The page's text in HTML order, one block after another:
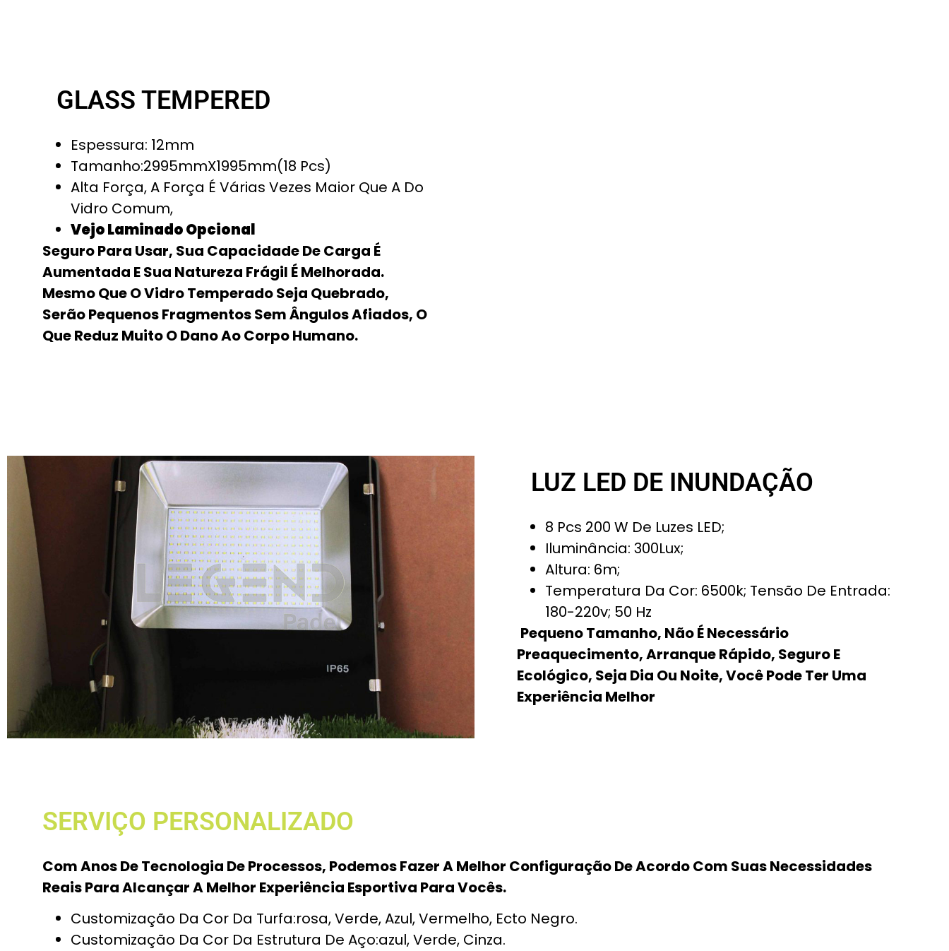
GLASS TEMPERED
Espessura: 12mm
Tamanho:2995mmX1995mm(18 Pcs)
Alta Força, A Força É Várias Vezes Maior Que A Do
Vidro Comum,
Vejo Laminado Opcional
Seguro Para Usar, Sua Capacidade De Carga É
Aumentada E Sua Natureza Frágil É Melhorada.
Mesmo Que O Vidro Temperado Seja Quebrado,
Serão Pequenos Fragmentos Sem Ângulos Afiados, O
Que Reduz Muito O Dano Ao Corpo Humano.
LUZ LED DE INUNDAÇÃO
8 Pcs 200 W De Luzes LED;
Iluminância: 300Lux;
Altura: 6m;
Temperatura Da Cor: 6500k; Tensão De Entrada:
180-220v; 50 Hz
Pequeno Tamanho, Não É Necessário
Preaquecimento, Arranque Rápido, Seguro E
Ecológico, Seja Dia Ou Noite, Você Pode Ter Uma
Experiência Melhor
SERVIÇO PERSONALIZADO
Com Anos De Tecnologia De Processos, Podemos Fazer A Melhor Configuração De Acordo Com Suas Necessidades
Reais Para Alcançar A Melhor Experiência Esportiva Para Vocês.
Customização Da Cor Da Turfa:rosa, Verde, Azul, Vermelho, Ecto Negro.
Customização Da Cor Da Estrutura De Aço:azul, Verde, Cinza.